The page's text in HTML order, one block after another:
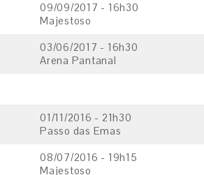
09/09/2017 - 16h30
Majestoso
03/06/2017 - 16h30
Arena Pantanal
01/11/2016 - 21h30
Passo das Emas
08/07/2016 - 19h15
Majestoso